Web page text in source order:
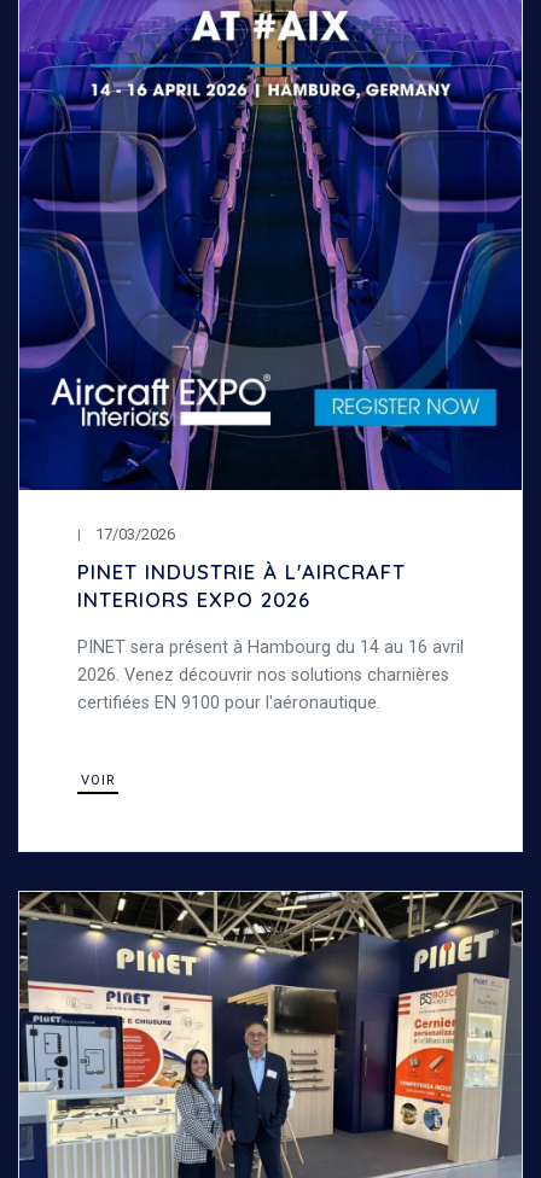
17/03/2026
PINET INDUSTRIE À L'AIRCRAFT
INTERIORS EXPO 2026
PINET sera présent à Hambourg du 14 au 16 avril
2026. Venez découvrir nos solutions charnières
certifiées EN 9100 pour l'aéronautique.
VOIR